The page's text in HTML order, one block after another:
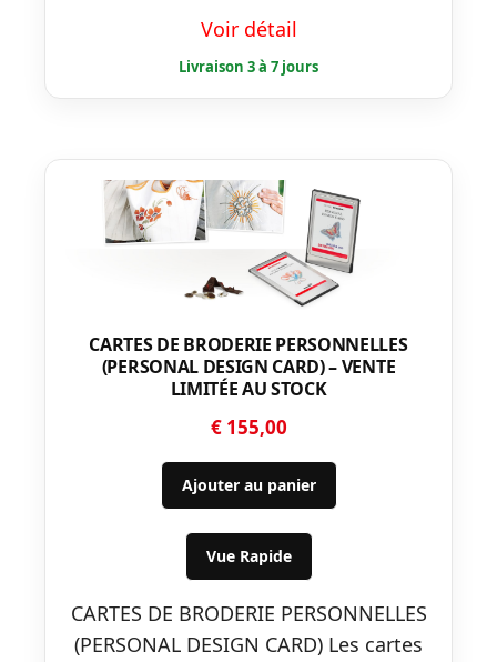
Voir détail
CARTES DE BRODERIE PERSONNELLES
(PERSONAL DESIGN CARD) – VENTE
LIMITÉE AU STOCK
€155,00
Ajouter au panier
Vue Rapide
CARTES DE BRODERIE PERSONNELLES
(PERSONAL DESIGN CARD) Les cartes